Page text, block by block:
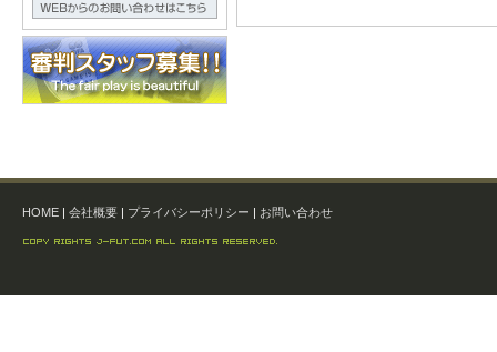
HOME | 会社概要 | プライバシーポリシー | お問い合わせ